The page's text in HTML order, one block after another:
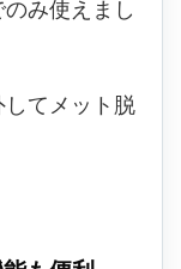
のみ使えまし
てメット脱